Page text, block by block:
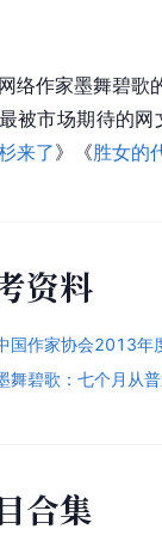
络作家墨舞碧歌
被市场期待的
来了》《胜女的
资料
国作家协会2013年
舞碧歌：七个月从
合集